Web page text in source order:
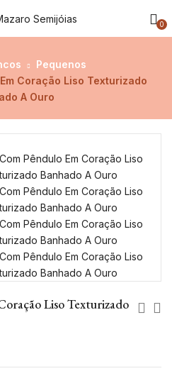
0
Pequenos
Coração Liso Texturizado
A Ouro
Liso Texturizado